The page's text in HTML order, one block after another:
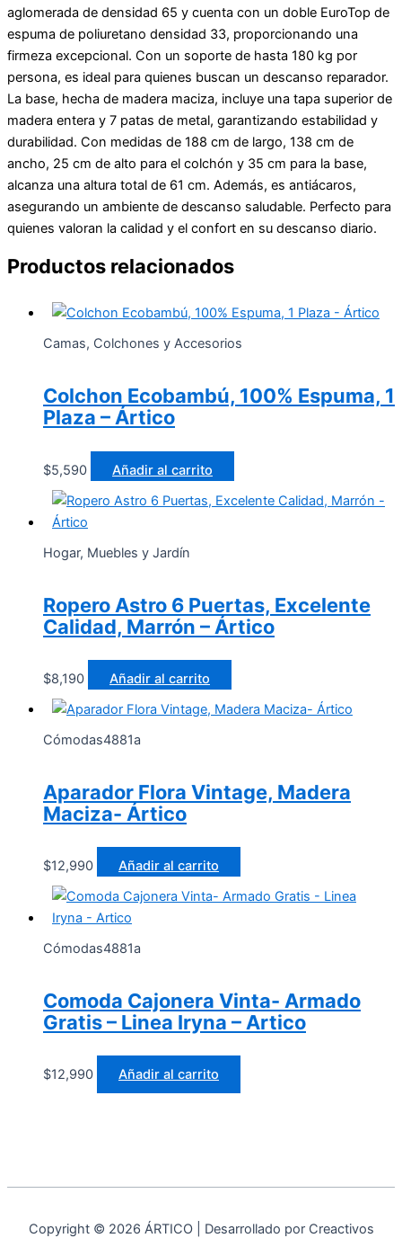
aglomerada de densidad 65 y cuenta con un doble EuroTop de
espuma de poliuretano densidad 33, proporcionando una
firmeza excepcional. Con un soporte de hasta 180 kg por
persona, es ideal para quienes buscan un descanso reparador.
La base, hecha de madera maciza, incluye una tapa superior de
madera entera y 7 patas de metal, garantizando estabilidad y
durabilidad. Con medidas de 188 cm de largo, 138 cm de
ancho, 25 cm de alto para el colchón y 35 cm para la base,
alcanza una altura total de 61 cm. Además, es antiácaros,
asegurando un ambiente de descanso saludable. Perfecto para
quienes valoran la calidad y el confort en su descanso diario.
Productos relacionados
Camas, Colchones y Accesorios
Colchon Ecobambú, 100% Espuma, 1
Plaza – Ártico
$5,590 Añadir al carrito
Hogar, Muebles y Jardín
Ropero Astro 6 Puertas, Excelente
Calidad, Marrón – Ártico
$8,190 Añadir al carrito
Cómodas4881a
Aparador Flora Vintage, Madera
Maciza- Ártico
$12,990 Añadir al carrito
Cómodas4881a
Comoda Cajonera Vinta- Armado
Gratis – Linea Iryna – Artico
$12,990 Añadir al carrito
Copyright © 2026 ÁRTICO | Desarrollado por Creactivos